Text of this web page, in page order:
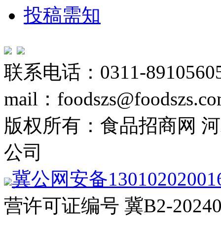
投稿需知
联系电话：0311-
mail：
版权所有：食品招商网
公司
冀公网安备
营许可证编号 冀B2-